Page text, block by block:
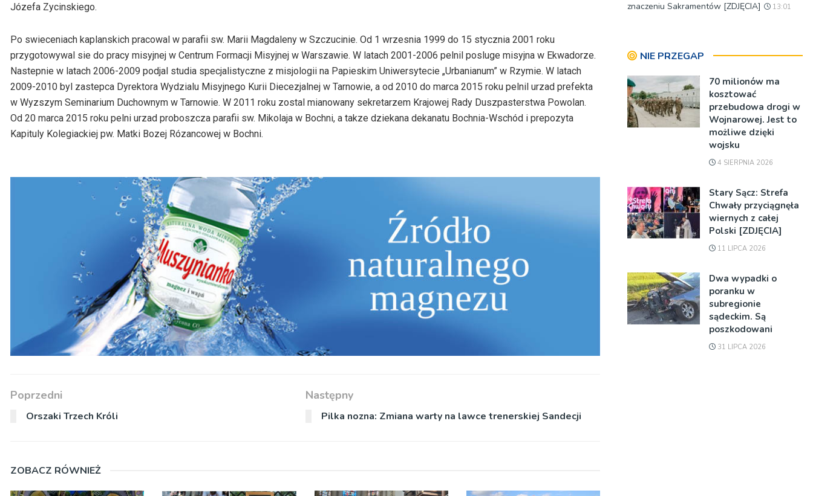
Józefa Zycinskiego.
Po swieceniach kaplanskich pracowal w parafii sw. Marii Magdaleny w Szczucinie. Od 1 wrzesnia 1999 do 15 stycznia 2001 roku
przygotowywal sie do pracy misyjnej w Centrum Formacji Misyjnej w Warszawie. W latach 2001-2006 pelnil posluge misyjna w Ekwadorze.
Nastepnie w latach 2006-2009 podjal studia specjalistyczne z misjologii na Papieskim Uniwersytecie „Urbanianum” w Rzymie. W latach
2009-2010 byl zastepca Dyrektora Wydzialu Misyjnego Kurii Diecezjalnej w Tarnowie, a od 2010 do marca 2015 roku pelnil urzad prefekta
w Wyzszym Seminarium Duchownym w Tarnowie. W 2011 roku zostal mianowany sekretarzem Krajowej Rady Duszpasterstwa Powolan.
Od 20 marca 2015 roku pelni urzad proboszcza parafii sw. Mikolaja w Bochni, a takze dziekana dekanatu Bochnia-Wschód i prepozyta
Kapituly Kolegiackiej pw. Matki Bozej Rózancowej w Bochni.
Poprzedni
Orszaki Trzech Króli
Następny
Pilka nozna: Zmiana warty na lawce trenerskiej Sandecji
ZOBACZ RÓWNIEŻ
znaczeniu Sakramentów [ZDJĘCIA]
13:01
NIE PRZEGAP
70 milionów ma
kosztować
przebudowa drogi w
Wojnarowej. Jest to
możliwe dzięki
wojsku
4 SIERPNIA 2026
Stary Sącz: Strefa
Chwały przyciągnęła
wiernych z całej
Polski [ZDJĘCIA]
11 LIPCA 2026
Dwa wypadki o
poranku w
subregionie
sądeckim. Są
poszkodowani
31 LIPCA 2026